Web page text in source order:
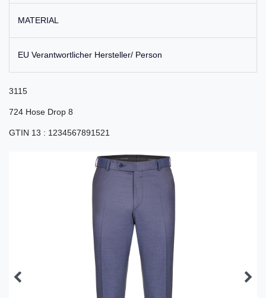
MATERIAL
EU Verantwortlicher Hersteller/ Person
3115
724 Hose Drop 8
GTIN 13 : 1234567891521